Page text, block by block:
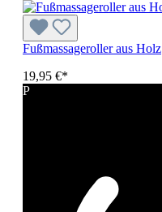
Fußmassageroller aus Holz
19,95 €*
P